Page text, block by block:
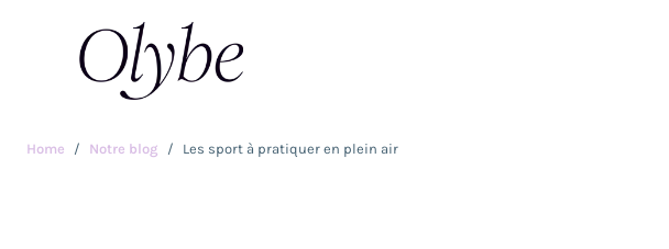
Home Notre blog Les sport à pratiquer en plein air